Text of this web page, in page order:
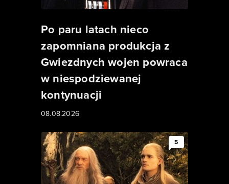
Po paru latach nieco
zapomniana produkcja z
Gwiezdnych wojen powraca
w niespodziewanej
kontynuacji
08.08.2026
5